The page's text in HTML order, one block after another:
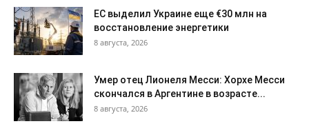
ЕС выделил Украине еще €30 млн на
восстановление энергетики
8 августа, 2026
Умер отец Лионеля Месси: Хорхе Месси
скончался в Аргентине в возрасте...
8 августа, 2026